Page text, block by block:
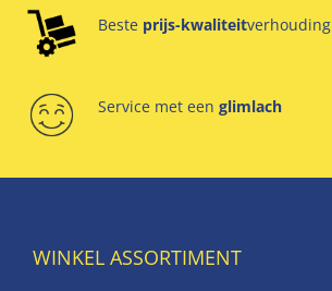
Beste prijs-kwaliteitverhouding
Service met een glimlach
WINKEL ASSORTIMENT